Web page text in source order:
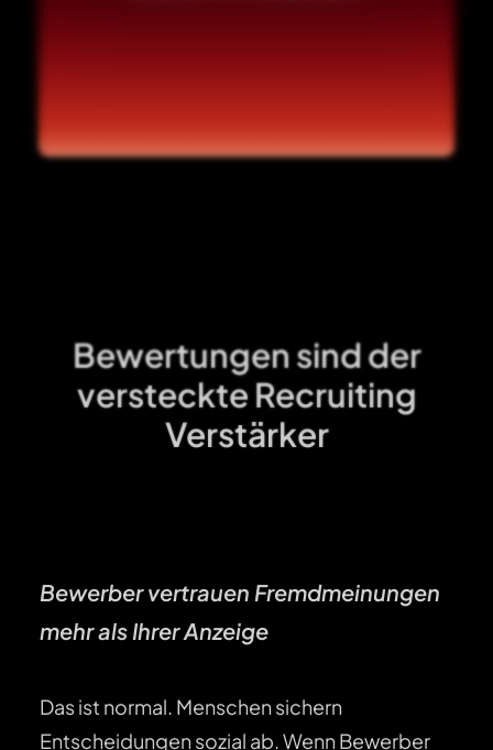
Bewertungen sind der
versteckte Recruiting
Verstärker
Bewerber vertrauen Fremdmeinungen
mehr als Ihrer Anzeige
Das ist normal. Menschen sichern
Entscheidungen sozial ab. Wenn Bewerber